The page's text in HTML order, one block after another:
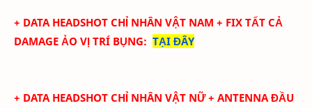
+ DATA HEADSHOT CHỈ NHÂN VẬT NAM + FIX TẤT CẢ
DAMAGE ẢO VỊ TRÍ BỤNG: TẠI ĐÂY
+ DATA HEADSHOT CHỈ NHÂN VẬT NỮ + ANTENNA ĐẦU